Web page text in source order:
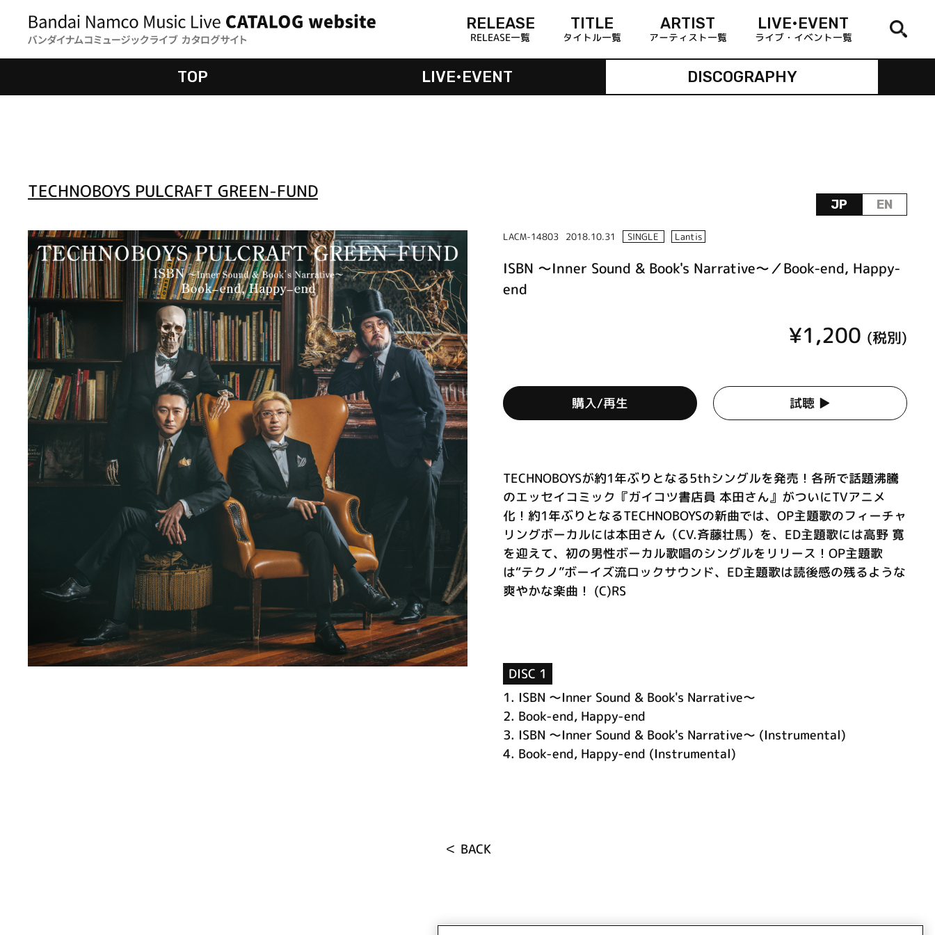
RELEASE
RELEASE一覧
TITLE
タイトル一覧
ARTIST
アーティスト一覧
LIVE•EVENT
ライブ・イベント一覧
TOP LIVE•EVENT DISCOGRAPHY
JP EN
TECHNOBOYS PULCRAFT GREEN-FUND
LACM-14803 2018.10.31 SINGLE Lantis
ISBN ～Inner Sound & Book's Narrative～／Book-end, Happy-
end
¥1,200 (税別)
購入/再生 試聴 ▶︎
TECHNOBOYSが約1年ぶりとなる5thシングルを発売！各所で話題沸騰
のエッセイコミック『ガイコツ書店員 本田さん』がついにTVアニメ
化！約1年ぶりとなるTECHNOBOYSの新曲では、OP主題歌のフィーチャ
リングボーカルには本田さん（CV.斉藤壮馬）を、ED主題歌には高野 寛
を迎えて、初の男性ボーカル歌唱のシングルをリリース！OP主題歌
は“テクノ”ボーイズ流ロックサウンド、ED主題歌は読後感の残るような
爽やかな楽曲！ (C)RS
DISC 1
1. ISBN ～Inner Sound & Book's Narrative～
2. Book-end, Happy-end
3. ISBN ～Inner Sound & Book's Narrative～ (Instrumental)
4. Book-end, Happy-end (Instrumental)
＜ BACK